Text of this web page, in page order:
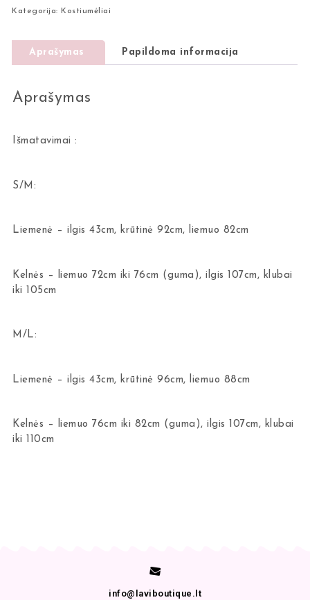
Kategorija: Kostiumėliai
Aprašymas Papildoma informacija
Aprašymas
Išmatavimai :
S/M:
Liemenė – ilgis 43cm, krūtinė 92cm, liemuo 82cm
Kelnės – liemuo 72cm iki 76cm (guma), ilgis 107cm, klubai
iki 105cm
M/L:
Liemenė – ilgis 43cm, krūtinė 96cm, liemuo 88cm
Kelnės – liemuo 76cm iki 82cm (guma), ilgis 107cm, klubai
iki 110cm
info@laviboutique.lt